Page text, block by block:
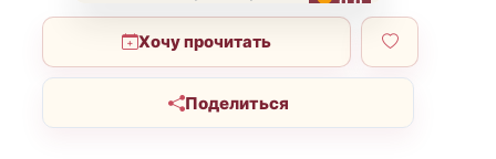
Хочу прочитать
Поделиться